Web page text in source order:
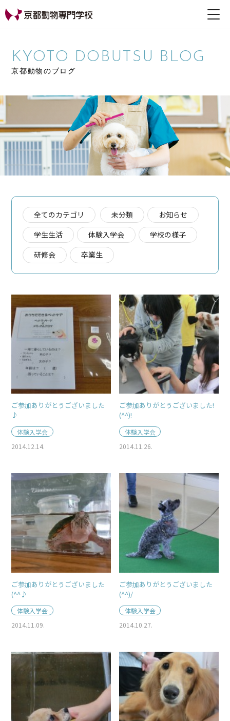
門学校
KYOTO DOBUTSU BLOG
京都動物のブログ
全てのカテゴリ 未分類
お知らせ
学生生活
体験入学会
学校の様子
研修会
卒業生
ご参加ありがとうございました
♪
体験入学会
2014.12.14.
ご参加ありがとうございました!
(^^)!
体験入学会
2014.11.26.
ご参加ありがとうございました
(^^♪
体験入学会
2014.11.09.
ご参加ありがとうございました
(^^)/
体験入学会
2014.10.27.